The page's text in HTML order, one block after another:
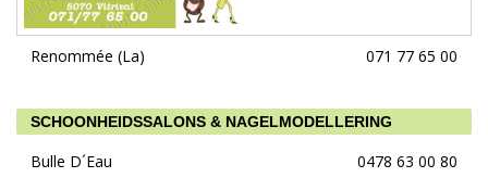
Renommée (La) 071 77 65 00
SCHOONHEIDSSALONS & NAGELMODELLERING
Bulle D´Eau
0478 63 00 80